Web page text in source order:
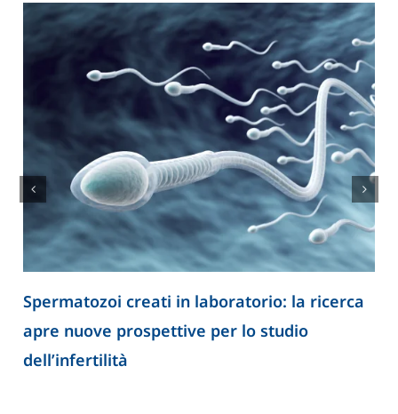
Spermatozoi creati in laboratorio: la ricerca
apre nuove prospettive per lo studio
dell’infertilità